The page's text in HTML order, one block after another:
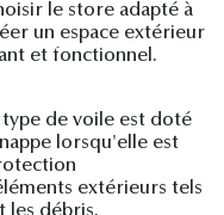
le store adapté à
un espace extérieur
et fonctionnel.
type de voile est doté
lorsqu'elle est
extérieurs tels